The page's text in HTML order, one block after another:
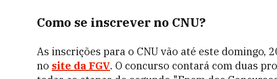
Como se inscrever no CNU?
As inscrições para o CNU vão até este domingo,
no site da FGV. O concurso contará com duas